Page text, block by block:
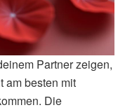
Partner zeigen,
am besten mit
Die